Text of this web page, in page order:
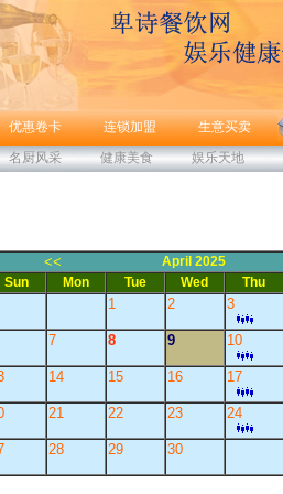
优惠卷卡 连锁加盟
生意买卖
名厨风采 健康美食 娱乐天地
<< April 2025
Sun Mon Tue Wed Thu
1 2 3
7 8 9 10
14 15 16 17
21 22 23 24
28 29 30